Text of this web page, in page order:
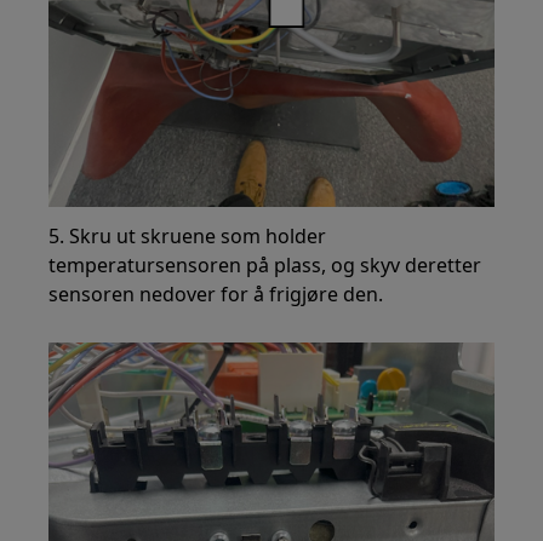
5. Skru ut skruene som holder
temperatursensoren på plass, og skyv deretter
sensoren nedover for å frigjøre den.